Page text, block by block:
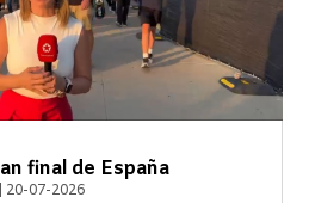
final de España
20-07-2026